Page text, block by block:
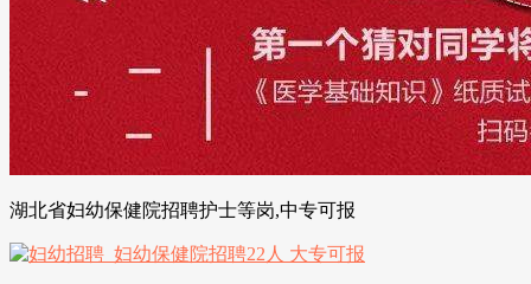
湖北省妇幼保健院招聘护士等岗,中专可报